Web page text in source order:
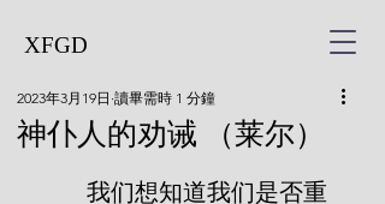
XFGD
神仆人的劝诫 （莱尔）
2023年3月19日 讀畢需時 1 分鐘